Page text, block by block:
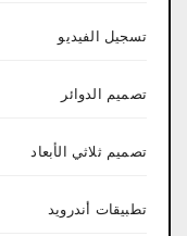
تسجيل الفيديو
تصميم الدوائر
تصميم ثلاثي الأبعاد
تطبيقات أندرويد